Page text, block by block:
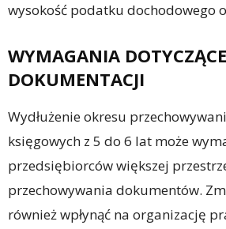
wysokość podatku dochodowego
WYMAGANIA DOTYCZĄCE
DOKUMENTACJI
Wydłużenie okresu
księgowych z 5 do 6 lat może
przedsiębiorców większej
przechowywania dokumentów.
również wpłynąć na organizację